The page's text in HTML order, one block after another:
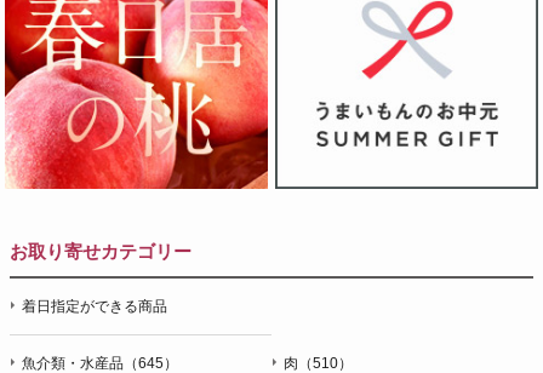
お取り寄せカテゴリー
着日指定ができる商品
魚介類・水産品（645） 肉（510）